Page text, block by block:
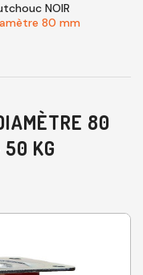
NOIR
80 mm
80
50 KG